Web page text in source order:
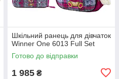
Шкільний ранець для дівчаток
Winner One 6013 Full Set
Готово до відправки
1 985 ₴